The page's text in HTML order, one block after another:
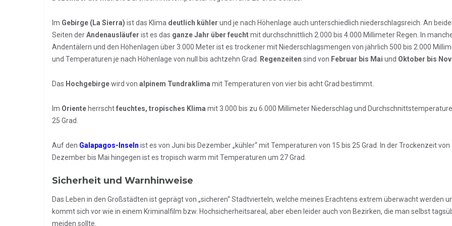
Im Gebirge (La Sierra) ist das Klima deutlich kühler und je nach Höhenlage auch unterschiedlich niederschlagsreich. An
Seiten derAndenausläufer ist es das ganze Jahr über feuchtmit durchschnittlich 2.000 bis 4.000 Millimeter Regen. In
Andentälern und den Höhenlagen über 3.000 Meter ist es trockener mit Niederschlagsmengen von jährlich 500 bis 2.000
und Temperaturen je nach Höhenlage von null bis achtzehn Grad.
Regenzeiten sind von Februar bis Mai und Oktober bis
Das Hochgebirgewird von alpinem Tundraklima mit Temperaturen von vier bis acht Grad bestimmt.
Im Oriente herrschtfeuchtes, tropisches Klima mit 3.000 bis zu 6.000 Millimeter Niederschlag und
25 Grad.
Auf den Galapagos-Inseln ist es von Juni bis Dezember „kühler“ mit Temperaturen von 15 bis 25 Grad. In der Trockenzeit von
Dezember bis Mai hingegen ist es tropisch warm mit Temperaturen um 27 Grad.
Sicherheit und Warnhinweise
Das Leben in den Großstädten ist geprägt von „sicheren“ Stadtvierteln, welche meines Erachtens extrem überwacht werden
kommt sich vor wie in einem Kriminalfilm bzw. Hochsicherheitsareal, aber eben leider auch von Bezirken, die man selbst
meiden sollte.